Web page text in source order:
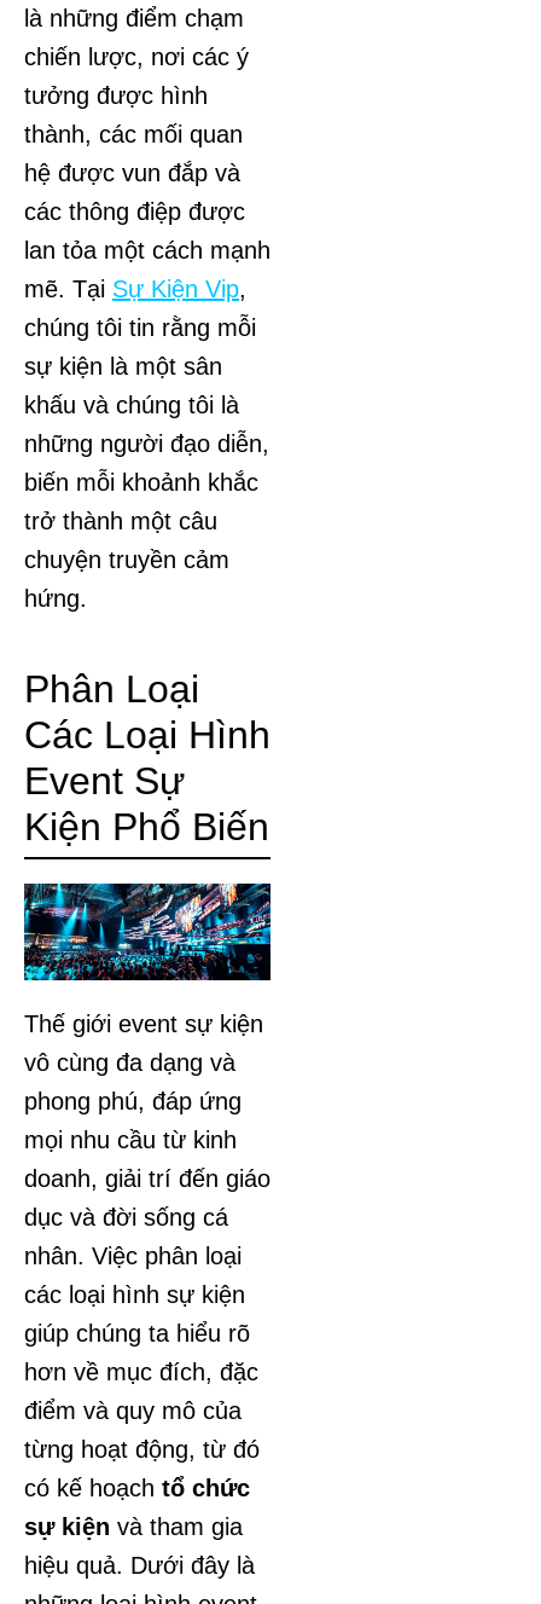
là những điểm chạm
chiến lược, nơi các ý
tưởng được hình
thành, các mối quan
hệ được vun đắp và
các thông điệp được
lan tỏa một cách mạnh
mẽ. Tại Sự Kiện Vip,
chúng tôi tin rằng mỗi
sự kiện là một sân
khấu và chúng tôi là
những người đạo diễn,
biến mỗi khoảnh khắc
trở thành một câu
chuyện truyền cảm
hứng.
Phân Loại
Các Loại Hình
Event Sự
Kiện Phổ Biến
Thế giới event sự kiện
vô cùng đa dạng và
phong phú, đáp ứng
mọi nhu cầu từ kinh
doanh, giải trí đến giáo
dục và đời sống cá
nhân. Việc phân loại
các loại hình sự kiện
giúp chúng ta hiểu rõ
hơn về mục đích, đặc
điểm và quy mô của
từng hoạt động, từ đó
có kế hoạch tổ chức
sự kiện và tham gia
hiệu quả. Dưới đây là